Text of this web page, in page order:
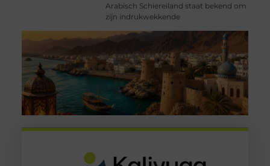
Arabisch Schiereiland staat bekend om
zijn indrukwekkende